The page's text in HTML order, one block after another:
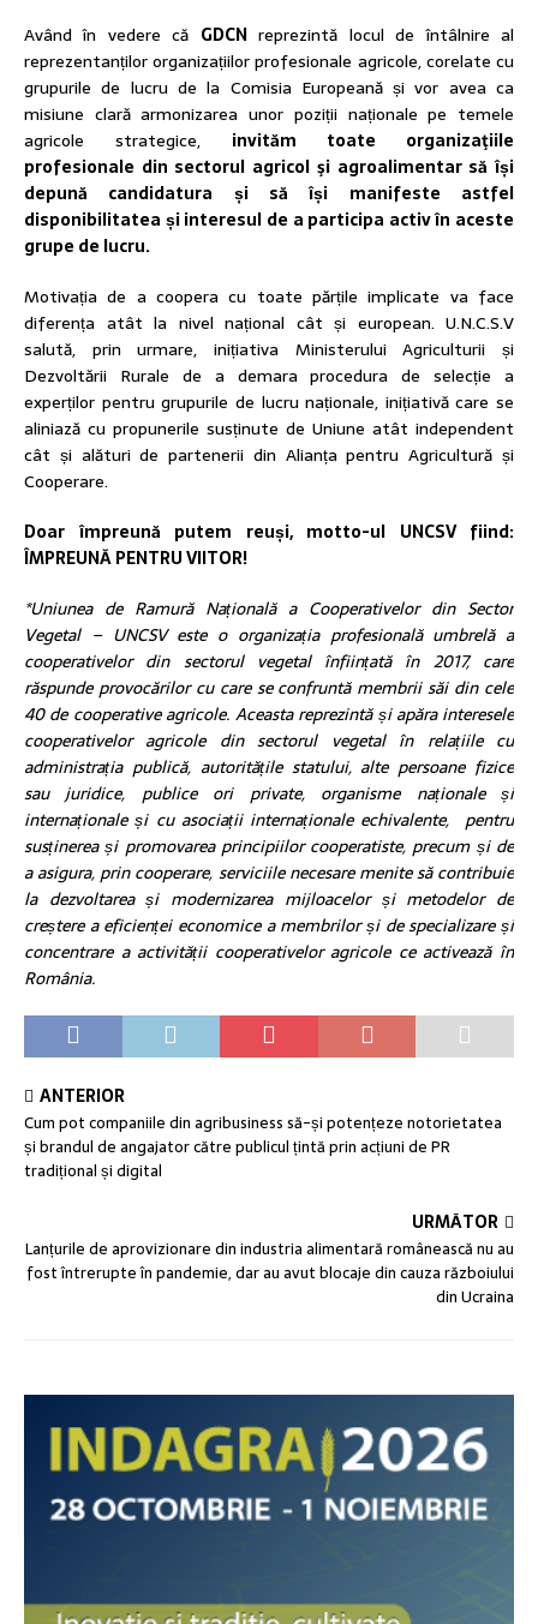
Având în vedere că GDCNreprezintă locul de întâlnire al
reprezentanților organizațiilor profesionale agricole, corelate cu
grupurile de lucru de la Comisia Europeană și vor avea ca
misiune clară armonizarea unor poziții naționale pe temele
agricole strategice, invităm toate organizaţiile
profesionale din sectorul agricol şi agroalimentar să își
depună candidatura și să își manifeste astfel
disponibilitatea și interesul de a participa activ în aceste
grupe de lucru.
Motivația de a coopera cu toate părțile implicate va face
diferența atât la nivel național cât și european. U.N.C.S.V
salută, prin urmare, inițiativa Ministerului Agriculturii și
Dezvoltării Rurale de a demara procedura de selecție a
experților pentru grupurile de lucru naționale, inițiativă care se
aliniază cu propunerile susținute de Uniune atât independent
cât și alături de partenerii din Alianța pentru Agricultură și
Cooperare.
Doar împreună putem reuși, motto-ul UNCSV fiind:
ÎMPREUNĂ PENTRU VIITOR!
*Uniunea de Ramură Națională a Cooperativelor din Sector
Vegetal – UNCSV este o organizația profesională umbrelă a
cooperativelor din sectorul vegetal înființată în 2017, care
răspunde provocărilor cu care se confruntă membrii săi din cele
40 de cooperative agricole. Aceasta reprezintă și apăra interesele
cooperativelor agricole din sectorul vegetal în relațiile cu
administrația publică, autoritățile statului, alte persoane fizice
sau juridice, publice ori private, organisme naționale și
internaționale și cu asociații internaționale echivalente, pentru
susținerea și promovarea principiilor cooperatiste, precum și de
a asigura, prin cooperare, serviciile necesare menite să contribuie
la dezvoltarea și modernizarea mijloacelor și metodelor de
creștere a eficienței economice a membrilor și de specializare și
concentrare a activității cooperativelor agricole ce activează în
România.
ANTERIOR
Cum pot companiile din agribusiness să-și potențeze notorietatea
și brandul de angajator către publicul țintă prin acțiuni de PR
tradițional și digital
URMĂTOR
Lanțurile de aprovizionare din industria alimentară românească nu au
fost întrerupte în pandemie, dar au avut blocaje din cauza războiului
din Ucraina